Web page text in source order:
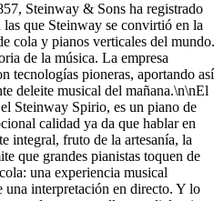
Steinway ⁠&⁠ Sons ha registrado
las que Steinway se convirtió en la
cola y pianos verticales del mundo.
de la música. La empresa
tecnologías pioneras, aportando así
deleite musical del mañana.\n\nEl
Steinway Spirio, es un piano de
calidad ya da que hablar en
integral, fruto de la artesanía, la
que grandes pianistas toquen de
una experiencia musical
interpretación en directo. Y lo